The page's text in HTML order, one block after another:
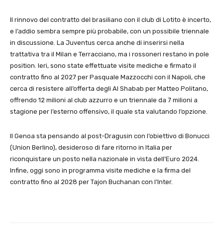
Il rinnovo del contratto del brasiliano con il club di Lotito è incerto,
e l’addio sembra sempre più probabile, con un possibile triennale
in discussione. La Juventus cerca anche di inserirsi nella
trattativa tra il Milan e Terracciano, ma i rossoneri restano in pole
position. Ieri, sono state effettuate visite mediche e firmato il
contratto fino al 2027 per Pasquale Mazzocchi con il Napoli, che
cerca di resistere all’offerta degli Al Shabab per Matteo Politano,
offrendo 12 milioni al club azzurro e un triennale da 7 milioni a
stagione per l’esterno offensivo, il quale sta valutando l’opzione.
Il Genoa sta pensando al post-Dragusin con l’obiettivo di Bonucci
(Union Berlino), desideroso di fare ritorno in Italia per
riconquistare un posto nella nazionale in vista dell’Euro 2024.
Infine, oggi sono in programma visite mediche e la firma del
contratto fino al 2028 per Tajon Buchanan con l’Inter.